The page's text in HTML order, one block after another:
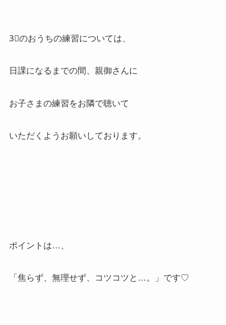
3⃣のおうちの練習については、
日課になるまでの間、親御さんに
お子さまの練習をお隣で聴いて
いただくようお願いしております。
ポイントは…、
「焦らず、無理せず、コツコツと…。」です♡